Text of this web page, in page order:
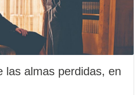
las almas perdidas, en